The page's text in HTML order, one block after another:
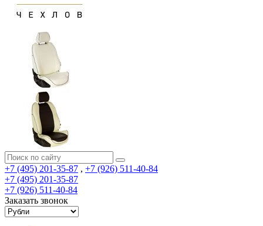
+7 (495) 201-35-87 , +7 (926) 511-40-84
+7 (495) 201-35-87
+7 (926) 511-40-84
Заказать звонок